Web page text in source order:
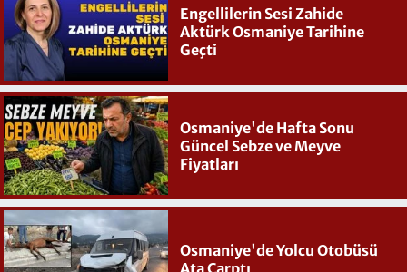
Engellilerin Sesi Zahide
Aktürk Osmaniye Tarihine
Geçti
Osmaniye'de Hafta Sonu
Güncel Sebze ve Meyve
Fiyatları
Osmaniye'de Yolcu Otobüsü
Ata Çarptı